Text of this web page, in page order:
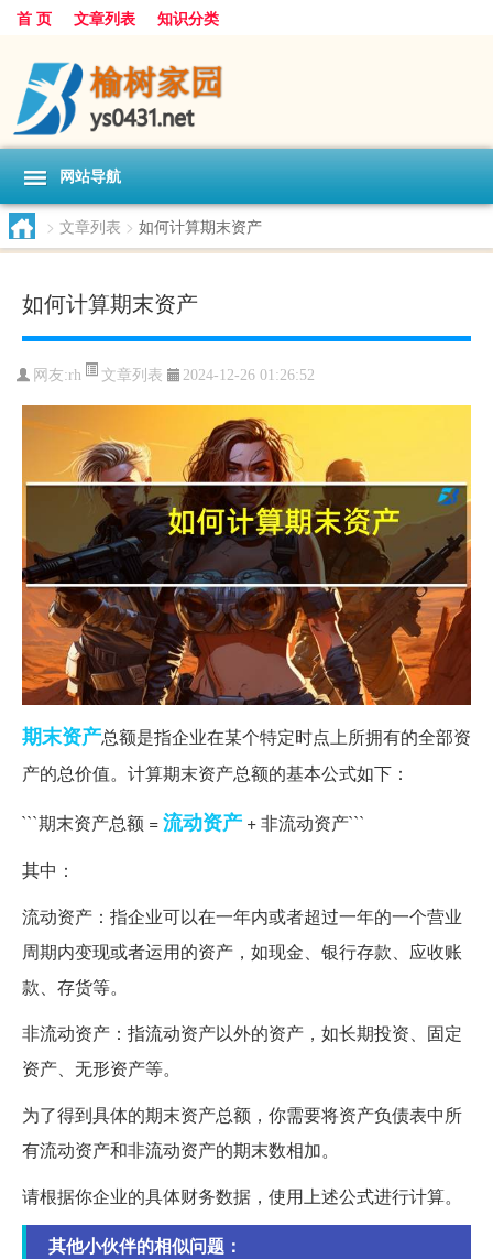
首 页 文章列表 知识分类
网站导航
> 文章列表 > 如何计算期末资产
如何计算期末资产
网友:rh 文章列表 2024-12-26 01:26:52
期末资产总额是指企业在某个特定时点上所拥有的全部资
产的总价值。计算期末资产总额的基本公式如下：
```期末资产总额 =流动资产 + 非流动资产```
其中：
流动资产：指企业可以在一年内或者超过一年的一个营业
周期内变现或者运用的资产，如现金、银行存款、应收账
款、存货等。
非流动资产：指流动资产以外的资产，如长期投资、固定
资产、无形资产等。
为了得到具体的期末资产总额，你需要将资产负债表中所
有流动资产和非流动资产的期末数相加。
请根据你企业的具体财务数据，使用上述公式进行计算。
其他小伙伴的相似问题：